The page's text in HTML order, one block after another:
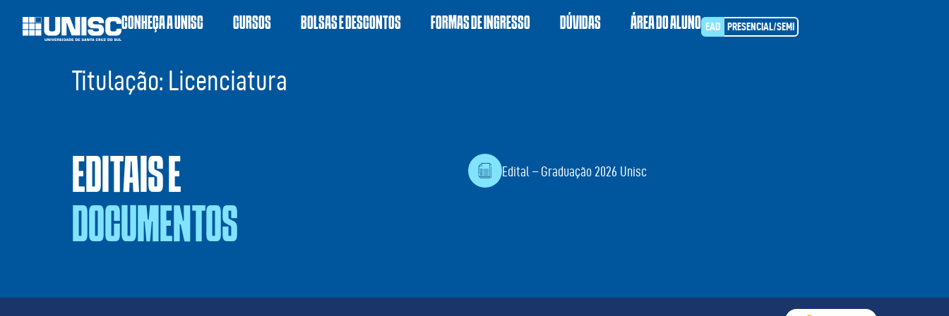
CONHEÇA A UNISC CURSOS BOLSAS E DESCONTOS FORMAS DE INGRESSO DÚVIDAS ÁREA DO ALUNO EAD PRESENCIAL/SEMI
Titulação: Licenciatura
EDITAIS E
DOCUMENTOS
Edital – Graduação 2026 Unisc